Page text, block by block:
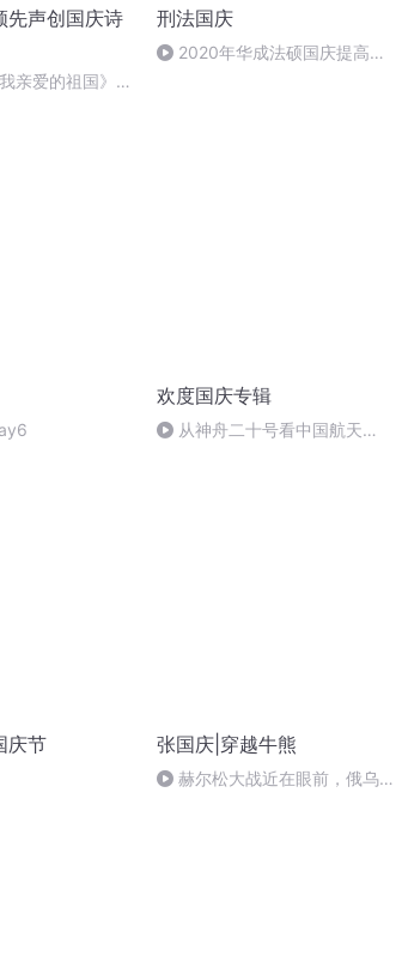
先声创国庆诗
亲爱的祖国》温
刑法国庆
2020年华成法硕国庆提高班
欢度国庆专辑
从神舟二十号看中国航天
庆节 张国庆|穿越牛熊
赫尔松大战近在眼前，俄乌冲